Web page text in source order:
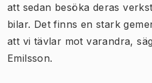
att sedan besöka deras
bilar. Det finns en stark
att vi tävlar mot varandra,
Emilsson.